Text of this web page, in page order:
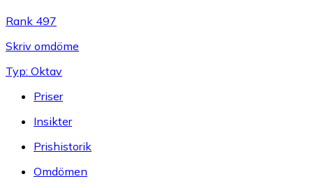
Rank 497
Skriv omdöme
Typ: Oktav
Priser
Insikter
Prishistorik
Omdömen